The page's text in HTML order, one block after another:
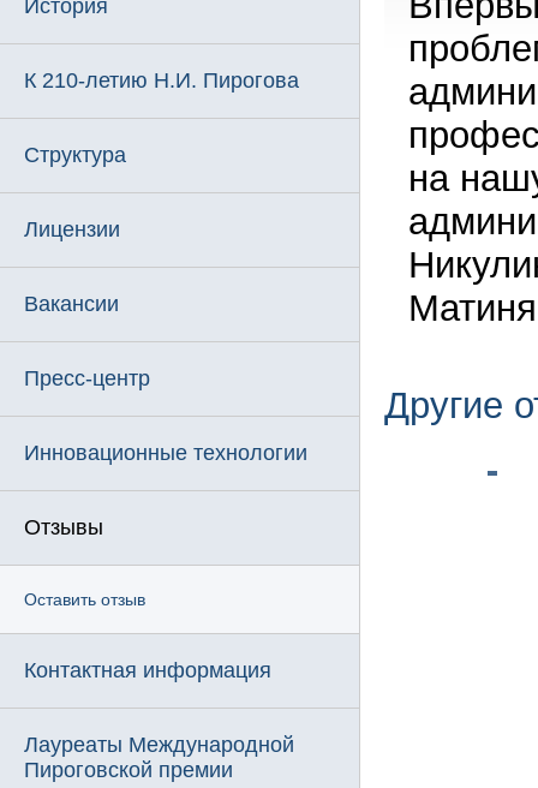
История
К 210-летию Н.И. Пирогова
Структура
Лицензии
Вакансии
Пресс-центр
Инновационные технологии
Отзывы
Оставить отзыв
Контактная информация
Лауреаты Международной
Пироговской премии
на
Другие